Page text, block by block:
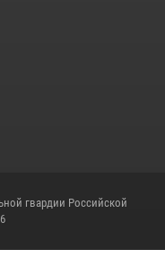
гвардии Российской